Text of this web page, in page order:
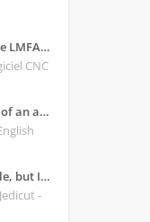
Différence entre firmware LMFAO_V4_8_0 et du GRBL
CNC
What decides which part of an airfoil is the extrado and intrado?
Jedicut aceepts DXF profile, but It won't cut (Icons grayed out)
-